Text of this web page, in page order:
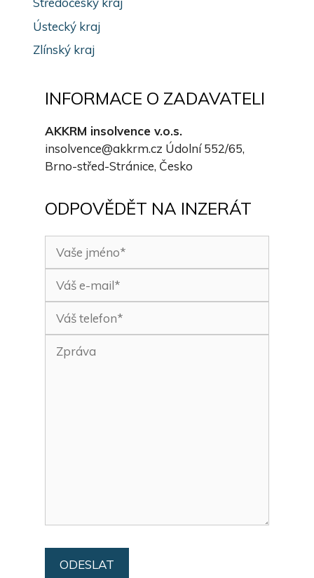
Ústecký kraj
Zlínský kraj
INFORMACE O ZADAVATELI
AKKRM insolvence v.o.s.
insolvence@akkrm.cz Údolní 552/65,
Brno-střed-Stránice, Česko
ODPOVĚDĚT NA INZERÁT